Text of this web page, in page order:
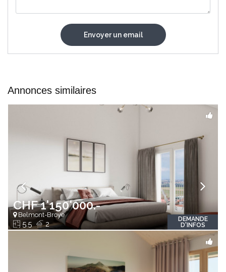
Annonces similaires
CHF 1'150'000.-
Belmont-Broye
5.5 2
DEMANDE
D'INFOS